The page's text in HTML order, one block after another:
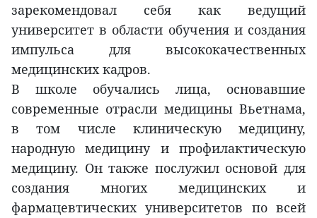
зарекомендовал себя как ведущий
университет в области обучения и создания
импульса для высококачественных
медицинских кадров.
В школе обучались лица, основавшие
современные отрасли медицины Вьетнама,
в том числе клиническую медицину,
народную медицину и профилактическую
медицину. Он также послужил основой для
создания многих медицинских и
фармацевтических университетов по всей